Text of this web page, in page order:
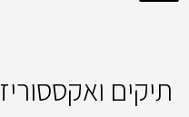
תיקים ואקססוריז